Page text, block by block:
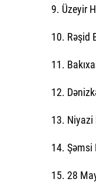
9. Üzeyir
10. Rəşid
11.
12.
13. Niyazi
14. Şəmsi
15. 28